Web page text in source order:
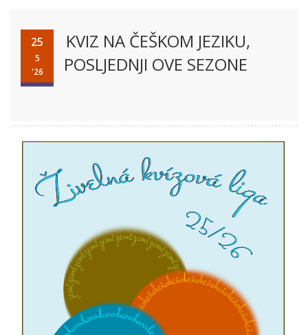
25
5
'26
KVIZ NA ČEŠKOM JEZIKU,
POSLJEDNJI OVE SEZONE